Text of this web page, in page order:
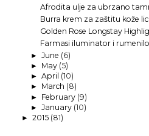
Afrodita ulje za ubrzano
Burra krem za zaštitu kože
Golden Rose Longstay
Farmasi iluminator i rumenilo
► June (6)
► May (5)
► April (10)
► March (8)
► February (9)
► January (10)
► 2015 (81)